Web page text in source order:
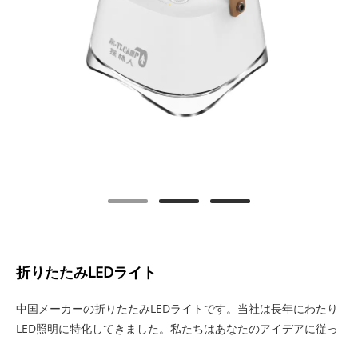
折りたたみLEDライト
中国メーカーの折りたたみLEDライトです。当社は長年にわたり
LED照明に特化してきました。私たちはあなたのアイデアに従っ